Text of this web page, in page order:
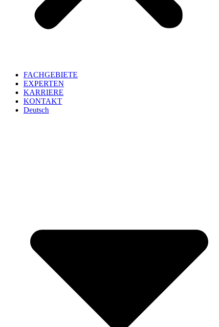
FACHGEBIETE
EXPERTEN
KARRIERE
KONTAKT
Deutsch